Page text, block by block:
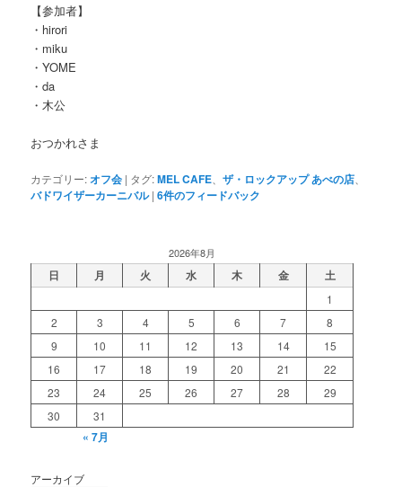
【参加者】
・hirori
・miku
・YOME
・da
・木公
おつかれさま
カテゴリー:オフ会 | タグ:MEL CAFE 、ザ・ロックアップ あべの店
バドワイザーカーニバル |6件のフィードバック
2026年8月
日 月 火 水 木 金 土
1
2
3 4 5 6 7
8
9
10 11 12 13 14
15
16
17 18 19 20 21
22
23
24 25 26 27 28
29
30
31
« 7月
アーカイブ